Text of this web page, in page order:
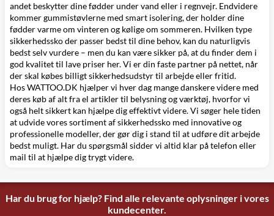
andet beskytter dine fødder under vand eller i regnvejr. Endvidere
kommer gummistøvlerne med smart isolering, der holder dine
fødder varme om vinteren og kølige om sommeren. Hvilken type
sikkerhedssko der passer bedst til dine behov, kan du naturligvis
bedst selv vurdere – men du kan være sikker på, at du finder dem i
god kvalitet til lave priser her. Vi er din faste partner på nettet, når
der skal købes billigt sikkerhedsudstyrtil arbejde eller fritid.
Hos WATTOO.DK hjælper vi hver dag mange danskere videre med
deres køb af alt frael artiklertil belysningogværktøj, hvorfor vi
også helt sikkert kan hjælpe dig effektivt videre. Vi søger hele tiden
at udvide vores sortiment af sikkerhedssko med innovative og
professionelle modeller, der gør dig i stand til at udføre dit arbejde
bedst muligt. Har du spørgsmål sidder vi altid klar på telefon eller
mail til at hjælpe dig trygt videre.
Har du brug for hjælp? Find alle relevante oplysninger i vores
kundecenter.